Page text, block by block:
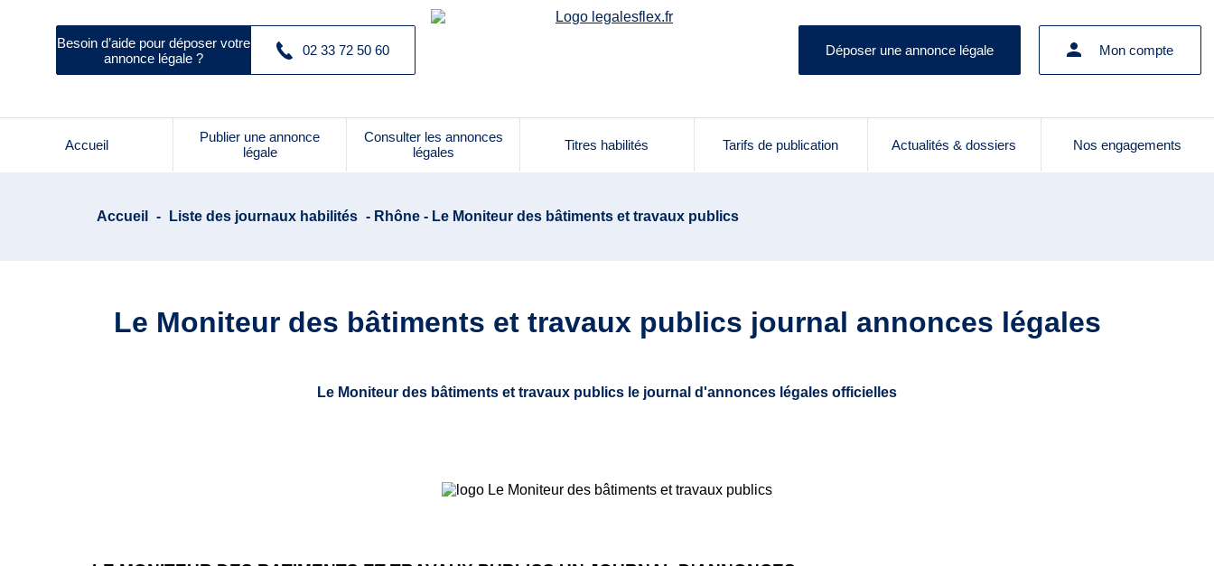
Besoin d’aide pour déposer votre
annonce légale ?
02 33 72 50 60 Déposer une annonce légale Mon compte
Accueil
Publier une annonce
légale
Consulter les annonces
légales
Titres habilités Tarifs de publication Actualités & dossiers Nos engagements
Accueil - Liste des journaux habilités - Rhône - Le Moniteur des bâtiments et travaux publics
Le Moniteur des bâtiments et travaux publics journal annonces légales
Le Moniteur des bâtiments et travaux publics le journal d'annonces légales officielles